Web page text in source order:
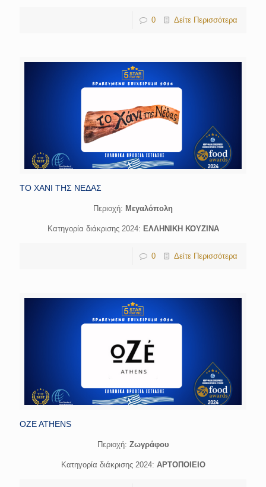
0 Δείτε Περισσότερα
ΤΟ ΧΑΝΙ ΤΗΣ ΝΕΔΑΣ
Περιοχή: Μεγαλόπολη
Κατηγορία διάκρισης 2024: ΕΛΛΗΝΙΚΗ ΚΟΥΖΙΝΑ
0 Δείτε Περισσότερα
OZE ATHENS
Περιοχή: Ζωγράφου
Κατηγορία διάκρισης 2024: ΑΡΤΟΠΟΙΕΙΟ